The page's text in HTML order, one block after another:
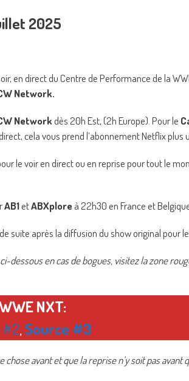
2025
en direct du Centre de Performance de la
Network.
Networkdès 20h Est, (2h Europe). Pour le
cela vous prend l’abonnement Netflix plus
le voir en direct ou en reprise pour tout le
AB1etABXploreà 22h30 en France et
suite après la diffusion du show original pour
dessous en cas de bogues, visitez la zone
NXT:
#2,Source #3
avant et que la reprise n’y soit pas avant